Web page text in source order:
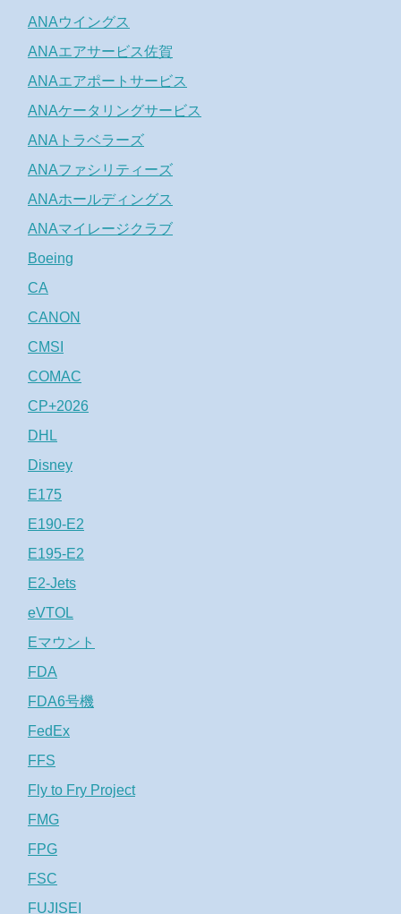
ANAウイングス
ANAエアサービス佐賀
ANAエアポートサービス
ANAケータリングサービス
ANAトラベラーズ
ANAファシリティーズ
ANAホールディングス
ANAマイレージクラブ
Boeing
CA
CANON
CMSI
COMAC
CP+2026
DHL
Disney
E175
E190-E2
E195-E2
E2-Jets
eVTOL
Eマウント
FDA
FDA6号機
FedEx
FFS
Fly to Fry Project
FMG
FPG
FSC
FUJISEI